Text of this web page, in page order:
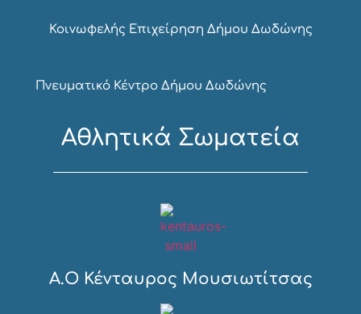
Κοινωφελής Επιχείρηση Δήμου Δωδώνης
Πνευματικό Κέντρο Δήμου Δωδώνης
Αθλητικά Σωματεία
Α.Ο Κένταυρος Μουσιωτίτσας